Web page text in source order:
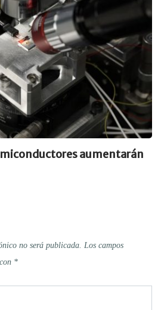
aumentarán
no será publicada. Los campos
*